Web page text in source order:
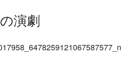
演劇